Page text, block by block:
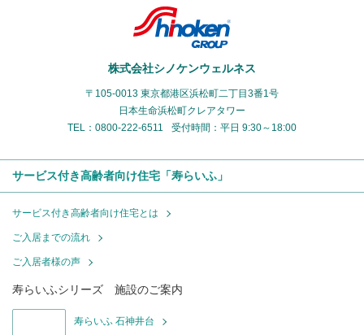
株式会社シノケンウェルネス
〒105-0013 東京都港区浜松町二丁目3番1号
日本生命浜松町クレアタワー
TEL：0800-222-6511
受付時間：平日 9:30～18:00
サービス付き高齢者向け住宅「寿らいふ」
サービス付き高齢者向け住宅とは
ご入居までの流れ
ご入居者様の声
寿らいふシリーズ 施設のご案内
寿らいふ 石神井台